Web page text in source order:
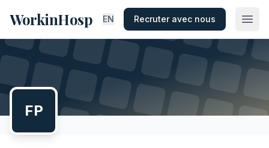
WorkinHosp EN Recruter avec nous
FP